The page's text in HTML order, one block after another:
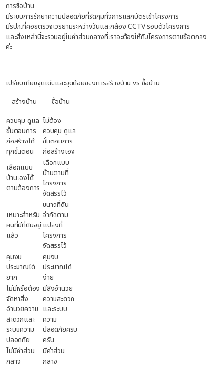
การซื้อบ้าน
มีระบบการรักษาความปลอดภัยที่รัดกุมทั้งการแลกบัตรเข้าโครงการ
มีรปภ.ที่คอยตรวจเวรยามระหว่างวันและกล้อง CCTV รอบตัวโครงการ
และสิ่งเหล่านี้จะรวมอยู่ในค่าส่วนกลางที่เราจะต้องให้กับโครงการตามข้อตกลง
ค่ะ
เปรียบเทียบจุดเด่นและจุดด้อยของการสร้างบ้าน vs ซื้อบ้าน
สร้างบ้าน
ซื้อบ้าน
ควบคุม ดูแล
ขั้นตอนการ
ก่อสร้างได้
ทุกขั้นตอน
ไม่ต้อง
ควบคุม ดูแล
ขั้นตอนการ
ก่อสร้างเอง
เลือกแบบ
บ้านเองได้
ตามต้องการ
เลือกแบบ
บ้านตามที่
โครงการ
จัดสรรไว้
เหมาะสำหรับ
คนที่มีที่ดินอยู่
แล้ว
ขนาดที่ดิน
จำกัดตาม
แปลงที่
โครงการ
จัดสรรไว้
คุมงบ
ประมาณได้
ยาก
คุมงบ
ประมาณได้
ง่าย
ไม่มีหรือต้อง
จัดหาสิ่ง
อำนวยความ
สะดวกและ
ระบบความ
ปลอดภัย
มีสิ่งอำนวย
ความสะดวก
และระบบ
ความ
ปลอดภัยครบ
ครัน
ไม่มีค่าส่วน
กลาง
มีค่าส่วน
กลาง